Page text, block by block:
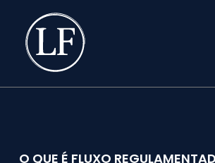
O QUE É FLUXO